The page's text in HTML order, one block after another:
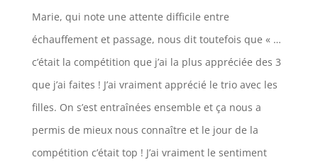
Marie, qui note une attente difficile entre
échauffement et passage, nous dit toutefois que « …
c’était la compétition que j’ai la plus appréciée des 3
que j’ai faites ! J’ai vraiment apprécié le trio avec les
filles. On s’est entraînées ensemble et ça nous a
permis de mieux nous connaître et le jour de la
compétition c’était top ! J’ai vraiment le sentiment